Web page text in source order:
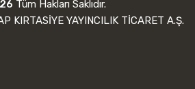
Tüm Hakları Saklıdır.
KIRTASİYE YAYINCILIK TİCARET A.Ş.